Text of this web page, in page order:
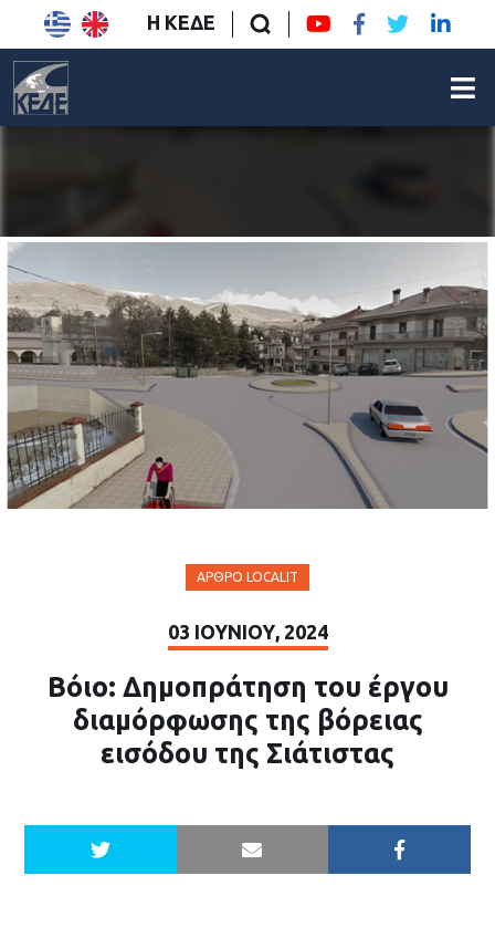
Η ΚΕΔΕ
ΆΡΘΡΟ LOCALIT
03 ΙΟΥΝΊΟΥ, 2024
Βόιο: Δημοπράτηση του έργου
διαμόρφωσης της βόρειας
εισόδου της Σιάτιστας